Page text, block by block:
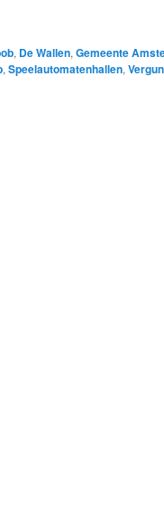
, De Wallen, Gemeente
, Speelautomatenhallen,